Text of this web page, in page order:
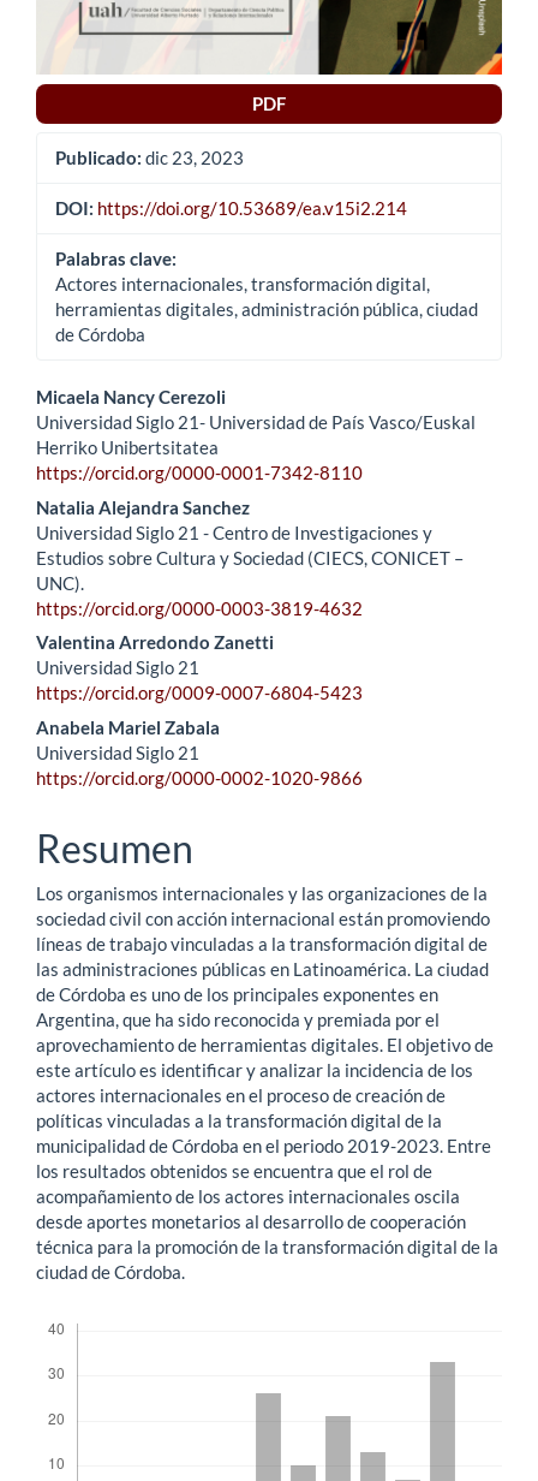
PDF
Publicado: dic 23, 2023
DOI: https://doi.org/10.53689/ea.v15i2.214
Palabras clave:
Actores internacionales, transformación digital,
herramientas digitales, administración pública, ciudad
de Córdoba
Contenido
principal
del
artículo
Micaela Nancy Cerezoli
Universidad Siglo 21- Universidad de País Vasco/Euskal
Herriko Unibertsitatea
https://orcid.org/0000-0001-7342-8110
Natalia Alejandra Sanchez
Universidad Siglo 21 - Centro de Investigaciones y
Estudios sobre Cultura y Sociedad (CIECS, CONICET –
UNC).
https://orcid.org/0000-0003-3819-4632
Valentina Arredondo Zanetti
Universidad Siglo 21
https://orcid.org/0009-0007-6804-5423
Anabela Mariel Zabala
Universidad Siglo 21
https://orcid.org/0000-0002-1020-9866
Resumen
Los organismos internacionales y las organizaciones de la
sociedad civil con acción internacional están promoviendo
líneas de trabajo vinculadas a la transformación digital de
las administraciones públicas en Latinoamérica. La ciudad
de Córdoba es uno de los principales exponentes en
Argentina, que ha sido reconocida y premiada por el
aprovechamiento de herramientas digitales. El objetivo de
este artículo es identificar y analizar la incidencia de los
actores internacionales en el proceso de creación de
políticas vinculadas a la transformación digital de la
municipalidad de Córdoba en el periodo 2019-2023. Entre
los resultados obtenidos se encuentra que el rol de
acompañamiento de los actores internacionales oscila
desde aportes monetarios al desarrollo de cooperación
técnica para la promoción de la transformación digital de la
ciudad de Córdoba.